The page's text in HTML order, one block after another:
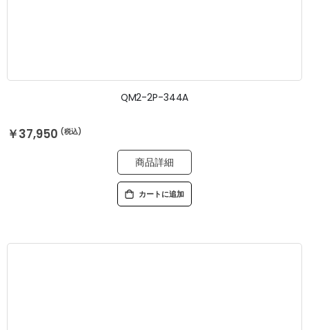
QM2-2P-344A
￥37,950
商品詳細
カートに追加